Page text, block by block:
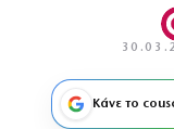
Κάνε το